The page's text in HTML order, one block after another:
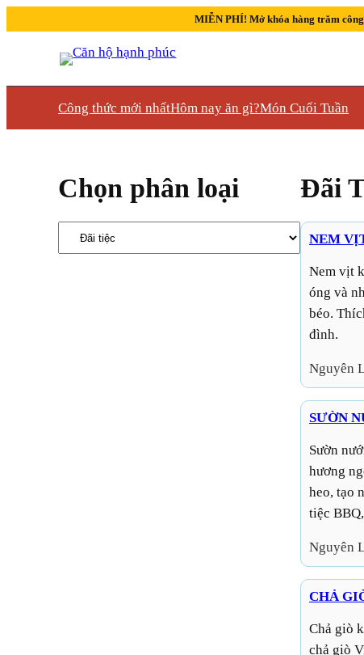
MIỄN PHÍ! Mở khóa hàng trăm
Công thức mới nhấtHôm nay ăn gì?Món Cuối Tuần
Chọn phân loại
Danh
mục
Đãi
NEM
Nem vịt khoai môn là món cuốn giòn rụm với lớp vỏ vàng
óng và
béo.
đình.
Nguyên
SƯỜN
Sườn nướng vị lạp xưởng là món ăn độc đáo, kết hợp
hương
heo, tạo
tiệc
Nguyên
CHẢ
Chả giò kiểu Nhật là phiên bản biến tấu độc đáo từ món
chả giò